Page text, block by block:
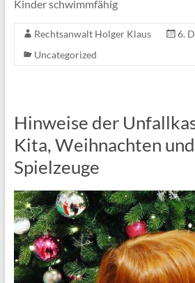
Kinder schwimmfähig
Rechtsanwalt Holger Klaus
6.
Uncategorized
Hinweise der
Kita, Weihnachten
Spielzeuge